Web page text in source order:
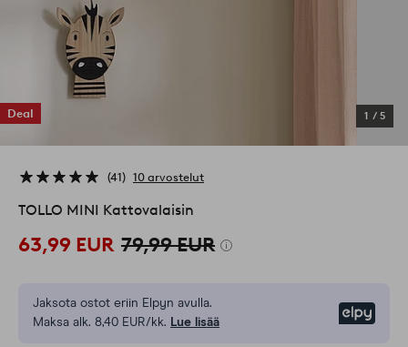
Deal 1 / 5
41 10 arvostelut
TOLLO MINI Kattovalaisin
63,99 EUR 79,99 EUR
Jaksota ostot eriin Elpyn avulla.
Maksa alk. 8,40 EUR/kk. Lue lisää